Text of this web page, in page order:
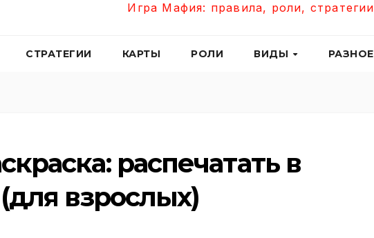
Игра Мафия: правила, роли, стратегии
СТРАТЕГИИ КАРТЫ РОЛИ ВИДЫ РАЗНОЕ
распечатать в
взрослых)